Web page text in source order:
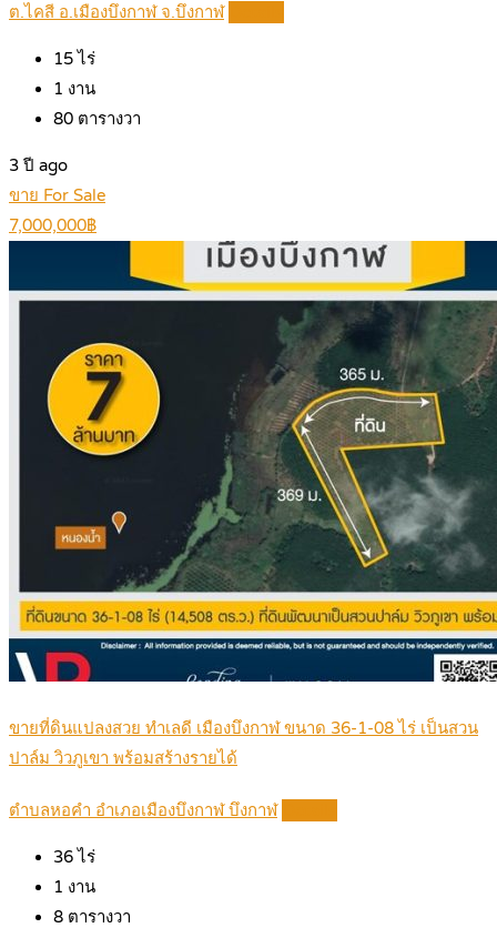
ต.ไคสี อ.เมืองบึงกาฬ จ.บึงกาฬ
15ไร่
1 งาน
80 ตารางวา
3 ปี ago
ขาย For Sale
7,000,000฿
ขายที่ดินแปลงสวย ทำเลดี เมืองบึงกาฬ ขนาด 36-1-08 ไร่ เป็นสวน
ปาล์ม วิวภูเขา พร้อมสร้างรายได้
ตำบลหอคำ อำเภอเมืองบึงกาฬ บึงกาฬ
36ไร่
1 งาน
8 ตารางวา